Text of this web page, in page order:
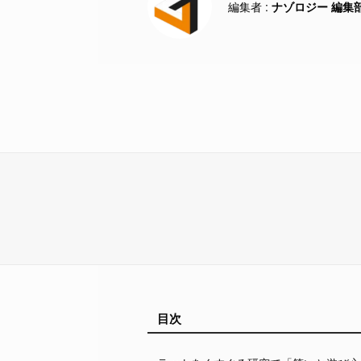
ナゾロジー 編集
目次